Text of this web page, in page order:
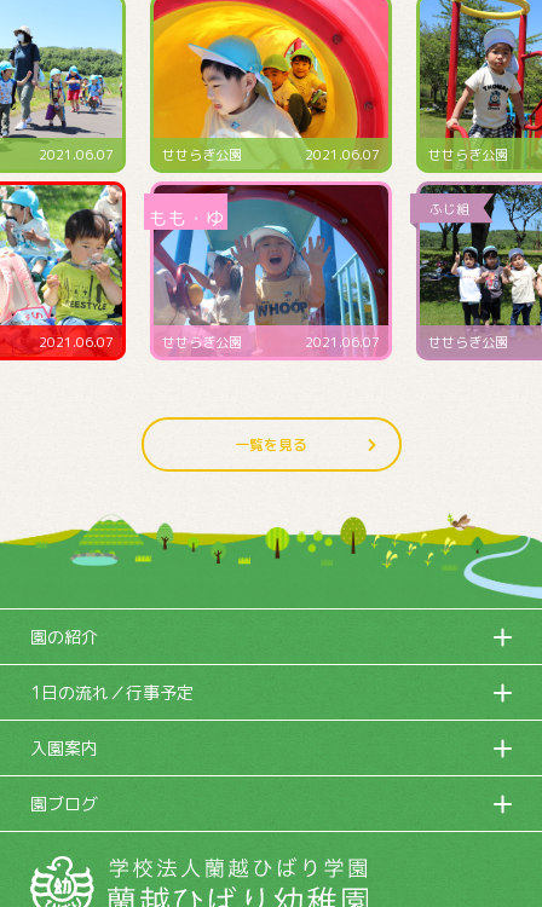
2021.06.07
2021.06.07
せせらぎ公園 2021.06.07
せせらぎ公園 2021.06.07
預かり保育にて
4･5･6月生まれ誕
一覧を見る
園の紹介
1日の流れ／行事予定
入園案内
園ブログ